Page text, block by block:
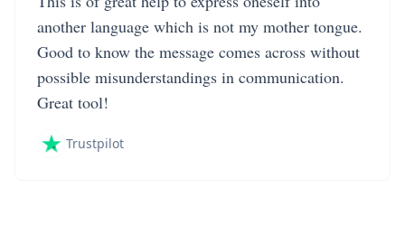
another language which is not my mother tongue.
Good to know the message comes across without
possible misunderstandings in communication.
Great tool!
Trustpilot